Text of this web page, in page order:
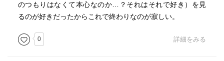
のつもりはなくて本心なのか…？それはそれで好き）を見
るのが好きだったからこれで終わりなのが寂しい。
0 詳細をみる